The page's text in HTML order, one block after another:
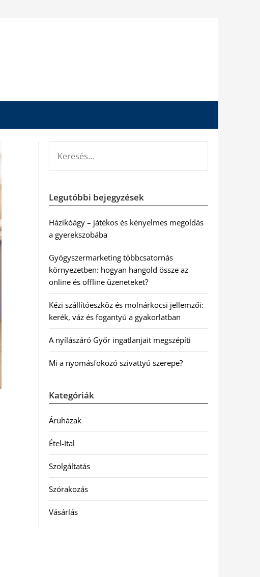
Legutóbbi bejegyzések
Házikóágy – játékos és kényelmes megoldás
a gyerekszobába
Gyógyszermarketing többcsatornás
környezetben: hogyan hangold össze az
online és offline üzeneteket?
Kézi szállítóeszköz és molnárkocsi jellemzői:
kerék, váz és fogantyú a gyakorlatban
A nyílászáró Győr ingatlanjait megszépíti
Mi a nyomásfokozó szivattyú szerepe?
Kategóriák
Áruházak
Étel-Ital
Szolgáltatás
Szórakozás
Vásárlás